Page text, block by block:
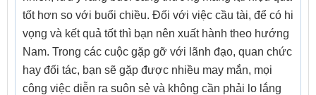
tốt hơn so với buổi chiều. Đối với việc cầu tài, để có hi
vọng và kết quả tốt thì bạn nên xuất hành theo hướng
Nam. Trong các cuộc gặp gỡ với lãnh đạo, quan chức
hay đối tác, bạn sẽ gặp được nhiều may mắn, mọi
công việc diễn ra suôn sẻ và không cần phải lo lắng